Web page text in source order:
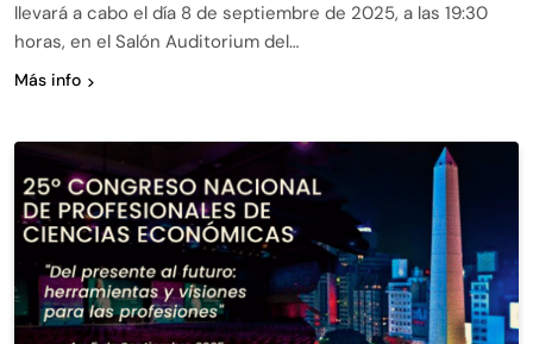
llevará a cabo el día 8 de septiembre de 2025, a las 19:30
horas, en el Salón Auditorium del…
Más info